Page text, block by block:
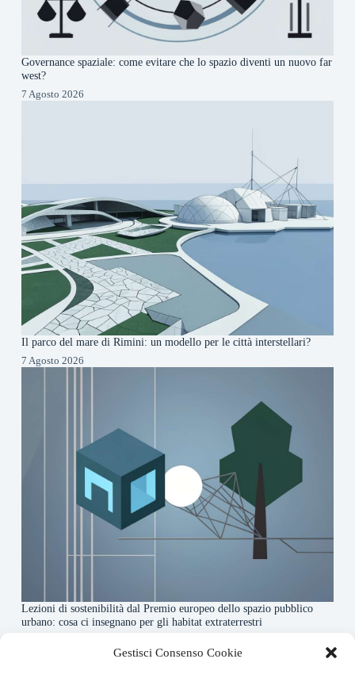
Gestisci Consenso Cookie
Governance spaziale: come evitare che lo spazio diventi un nuovo far
west?
7 Agosto 2026
Il parco del mare di Rimini: un modello per le città interstellari?
7 Agosto 2026
Lezioni di sostenibilità dal Premio europeo dello spazio pubblico
urbano: cosa ci insegnano per gli habitat extraterrestri